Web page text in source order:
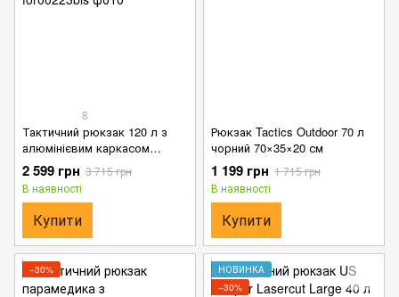
8
Тактичний рюкзак 120 л з
алюмінієвим каркасом
чорний 98х37х33 см
2 599 грн 3 715 грн
В наявності
Купити
Рюкзак Tactics Outdoor 70 л
чорний 70×35×20 см
1 199 грн 1 715 грн
В наявності
Купити
−30%
НОВИНКА
−30%